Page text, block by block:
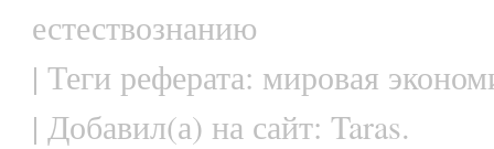
естествознанию
| Теги реферата: мировая
| Добавил(а) на сайт: Taras.